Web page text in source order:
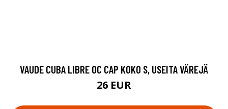
VAUDE CUBA LIBRE OC CAP KOKO S, USEITA VÄREJÄ
26 EUR